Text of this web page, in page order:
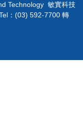
Technology 敏實科技
：(03) 592-7700 轉